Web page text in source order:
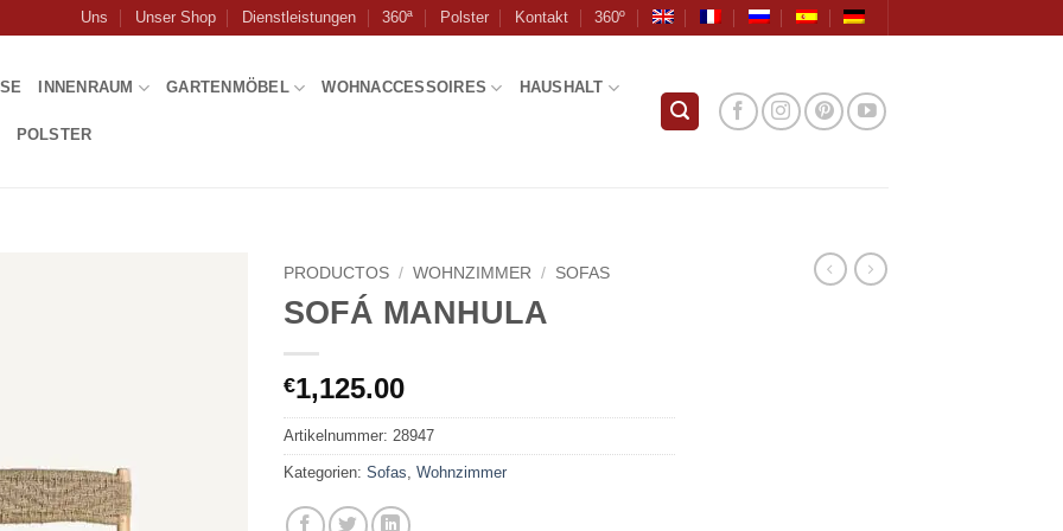
Uns Unser Shop Dienstleistungen 360ª Polster Kontakt 360º
INNENRAUM GARTENMÖBEL WOHNACCESSOIRES HAUSHALT
POLSTER
PRODUCTOS / WOHNZIMMER / SOFAS
SOFÁ MANHULA
€1,125.00
Artikelnummer: 28947
Kategorien: Sofas Wohnzimmer